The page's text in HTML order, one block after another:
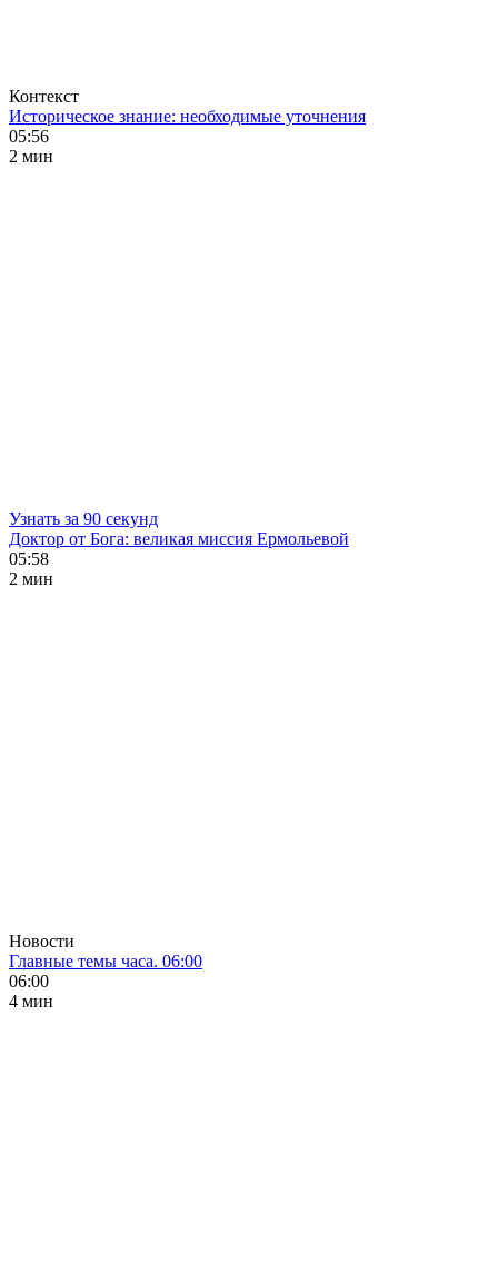
Контекст
Историческое знание: необходимые уточнения
05:56
2 мин
Узнать за 90 секунд
Доктор от Бога: великая миссия Ермольевой
05:58
2 мин
Новости
Главные темы часа. 06:00
06:00
4 мин